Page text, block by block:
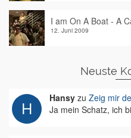
I am On A Boat - A
12. Juni 2009
Neuste
Hansy zu Zeig mir
Ja mein Schatz, ich